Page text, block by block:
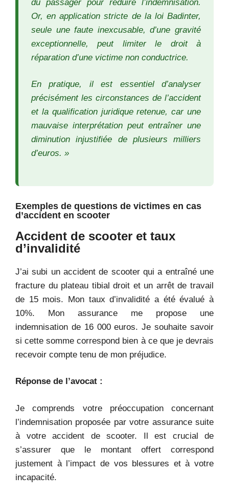
du passager pour réduire l’indemnisation.
Or, en application stricte de la loi Badinter,
seule une faute inexcusable, d’une gravité
exceptionnelle, peut limiter le droit à
réparation d’une victime non conductrice.
En pratique, il est essentiel d’analyser
précisément les circonstances de l’accident
et la qualification juridique retenue, car une
mauvaise interprétation peut entraîner une
diminution injustifiée de plusieurs milliers
d’euros. »
Exemples de questions de victimes en cas
d’accident en scooter
Accident de scooter et taux
d’invalidité
J’ai subi un accident de scooter qui a entraîné une
fracture du plateau tibial droit et un arrêt de travail
de 15 mois. Mon taux d’invalidité a été évalué à
10%. Mon assurance me propose une
indemnisation de 16 000 euros. Je souhaite savoir
si cette somme correspond bien à ce que je devrais
recevoir compte tenu de mon préjudice.
Réponse de l’avocat :
Je comprends votre préoccupation concernant
l’indemnisation proposée par votre assurance suite
à votre accident de scooter. Il est crucial de
s’assurer que le montant offert correspond
justement à l’impact de vos blessures et à votre
incapacité.